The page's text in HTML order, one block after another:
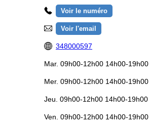
Voir le numéro
Voir l'email
348000597
Mar. 09h00-12h00 14h00-19h00
Mer. 09h00-12h00 14h00-19h00
Jeu. 09h00-12h00 14h00-19h00
Ven. 09h00-12h00 14h00-19h00